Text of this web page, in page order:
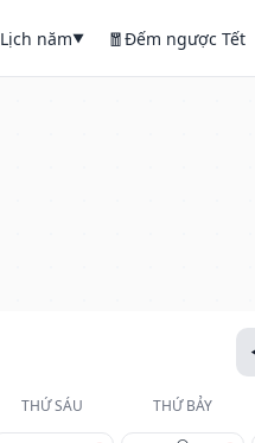
Lịch năm▼ 🧧Đếm ngược Tết
THỨ SÁU THỨ BẢY